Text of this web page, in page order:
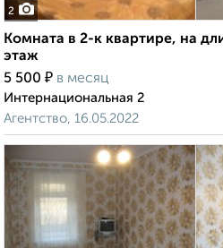
2
Комната в 2-к квартире, на
этаж
5 500 ₽ в месяц
Интернациональная 2
Агентство, 16.05.2022